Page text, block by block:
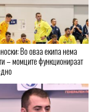
Во оваа екипа нема
– момците функционираат